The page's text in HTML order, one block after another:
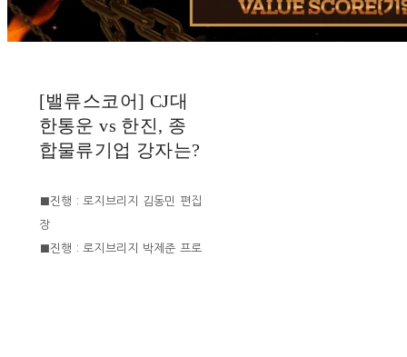
[밸류스코어] CJ대
한통운 vs 한진, 종
합물류기업 강자는?
■진행 : 로지브리지 김동민 편집
장
■진행 : 로지브리지 박제준 프로